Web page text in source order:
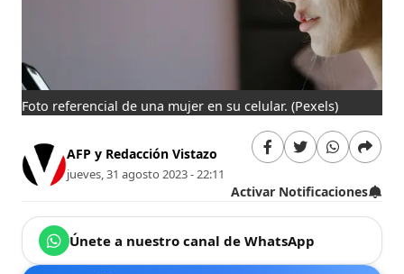
Foto referencial de una mujer en su celular. (Pexels)
AFP y Redacción Vistazo
jueves, 31 agosto 2023 - 22:11
Activar Notificaciones
Únete a nuestro canal de WhatsApp